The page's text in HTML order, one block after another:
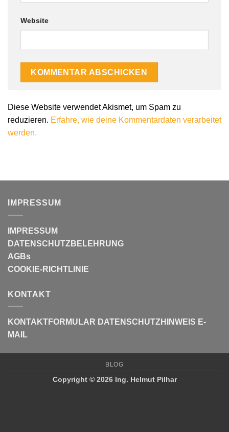
Website
Diese Website verwendet Akismet, um Spam zu
reduzieren. Erfahre, wie deine Kommentardaten verarbeitet
werden.
IMPRESSUM
IMPRESSUM
DATENSCHUTZBELEHRUNG
AGBs
COOKIE-RICHTLINIE
KONTAKT
KONTAKTFORMULAR DATENSCHUTZHINWEIS E-
MAIL
BLOG
Copyright © 2026 Ing. Helmut Pilhar